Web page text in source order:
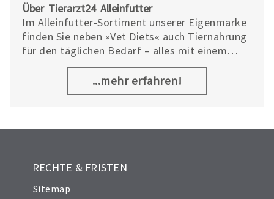
Über Tierarzt24 Alleinfutter
Im Alleinfutter-Sortiment unserer Eigenmarke
finden Sie neben »Vet Diets« auch Tiernahrung
für den täglichen Bedarf – alles mit einem
hervorragenden Preis-Leistungs-Verhältnis.
...mehr erfahren!
RECHTE & FRISTEN
Sitemap